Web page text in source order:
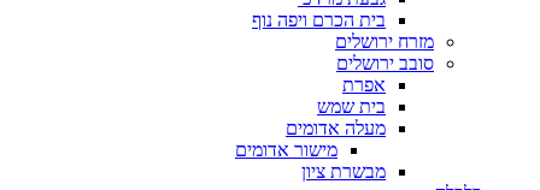
בית הכרם ויפה נוף
מזרח ירושלים
סובב ירושלים
אפרת
בית שמש
מעלה אדומים
מישור אדומים
מבשרת ציון